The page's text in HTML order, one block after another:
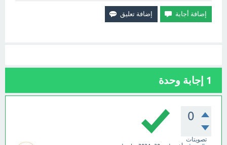
1 إجابة وحدة
0
تصويتات